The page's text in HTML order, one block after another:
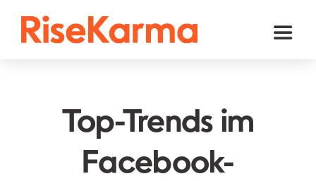
Toggle
TikTok
Facebook
Youtube
Top-Trends im
Facebook-